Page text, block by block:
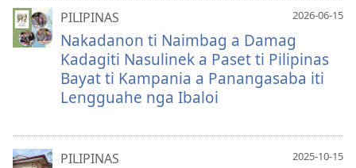
2026-06-15
PILIPINAS
Nakadanon ti Naimbag a Damag
Kadagiti Nasulinek a Paset ti Pilipinas
Bayat ti Kampania a Panangasaba iti
Lengguahe nga Ibaloi
2025-10-15
PILIPINAS